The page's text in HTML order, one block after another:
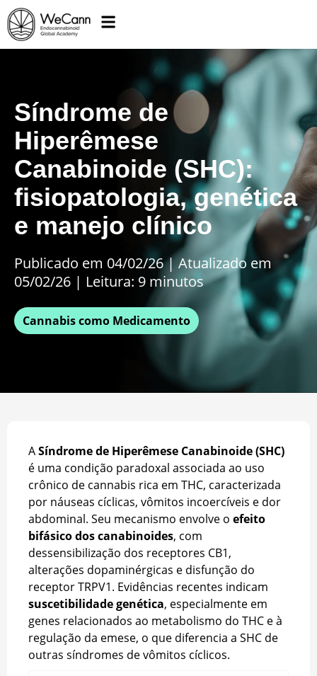
Síndrome de
Hiperêmese
Canabinoide (SHC):
fisiopatologia, genética
e manejo clínico
Publicado em 04/02/26|Atualizado em
05/02/26 | Leitura: 9 minutos
Cannabis como Medicamento
ASíndrome de Hiperêmese Canabinoide (SHC)
é uma condição paradoxal associada ao uso
crônico de cannabis rica em THC, caracterizada
por náuseas cíclicas, vômitos incoercíveis e dor
abdominal. Seu mecanismo envolve o efeito
bifásico dos canabinoides, com
dessensibilização dos receptores CB1,
alterações dopaminérgicas e disfunção do
receptor TRPV1. Evidências recentes indicam
suscetibilidade genética, especialmente em
genes relacionados ao metabolismo do THC e à
regulação da emese, o que diferencia a SHC de
outras síndromes de vômitos cíclicos.